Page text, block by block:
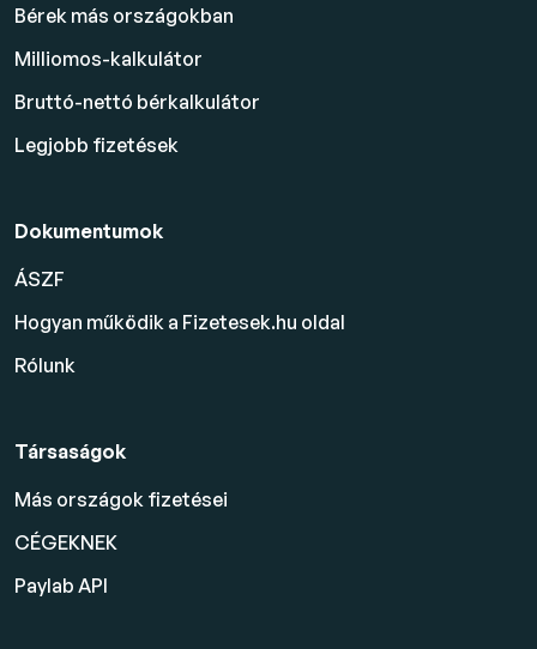
Bérek más országokban
Milliomos-kalkulátor
Bruttó-nettó bérkalkulátor
Legjobb fizetések
Dokumentumok
ÁSZF
Hogyan működik a Fizetesek.hu oldal
Rólunk
Társaságok
Más országok fizetései
CÉGEKNEK
Paylab API